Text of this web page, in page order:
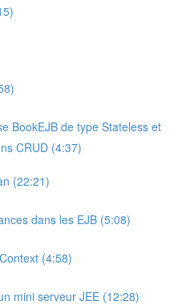
BookEJB de type Stateless et
CRUD (4:37)
(22:21)
dans les EJB (5:08)
(4:58)
mini serveur JEE (12:28)